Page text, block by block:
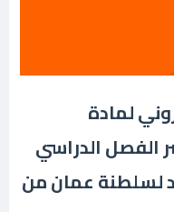
لمادة
الفصل الدراسي
لسلطنة عمان من